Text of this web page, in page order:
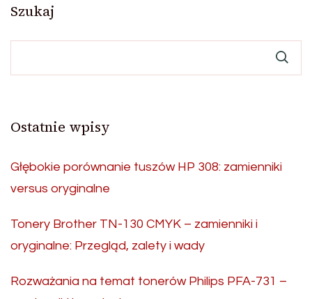
Szukaj
Ostatnie wpisy
Głębokie porównanie tuszów HP 308: zamienniki
versus oryginalne
Tonery Brother TN-130 CMYK – zamienniki i
oryginalne: Przegląd, zalety i wady
Rozważania na temat tonerów Philips PFA-731 –